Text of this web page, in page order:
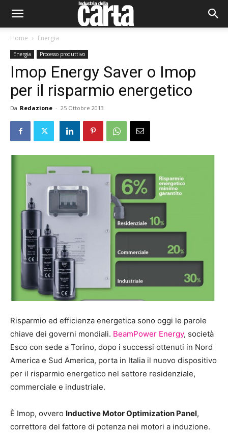
Home Energia
Energia Processo produttivo
Imop Energy Saver o Imop
per il risparmio energetico
Da Redazione - 25 Ottobre 2013
Risparmio ed efficienza energetica sono oggi le parole
chiave dei governi mondiali. BeamPower Energy, società
Esco con sede a Torino, dopo i successi ottenuti in Nord
America e Sud America, porta in Italia il nuovo dispositivo
per il risparmio energetico nel settore residenziale,
commerciale e industriale.
È Imop, ovvero Inductive Motor Optimization Panel,
correttore del fattore di potenza nei motori a induzione.